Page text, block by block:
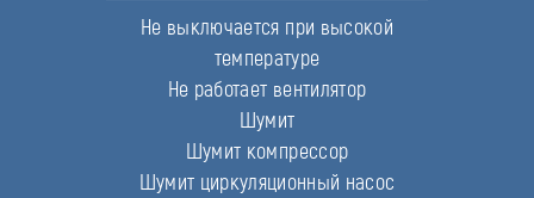
Не выключается при высокой
температуре
Не работает вентилятор
Шумит
Шумит компрессор
Шумит циркуляционный насос